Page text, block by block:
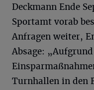
Deckmann Ende
Sportamt vorab
Anfragen weiter,
Absage:
Turnhallen in den